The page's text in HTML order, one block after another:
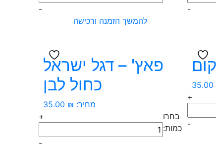
-
של
מגן
-
להמשך הזמנה ורכישה
35.00
+
-
פאץ' – דגל ישראל
כחול לבן
מחיר: 35.00 ₪
בחרו
כמות:
+
כמות
של
-